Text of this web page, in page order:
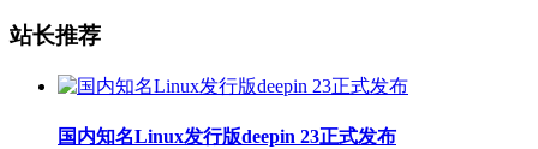
站长推荐
国内知名Linux发行版deepin 23正式发布